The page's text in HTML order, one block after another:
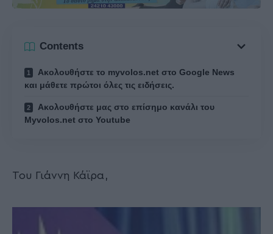
Contents
Ακολουθήστε το myvolos.net στο Google News
και μάθετε πρώτοι όλες τις ειδήσεις.
Ακολουθήστε μας στο επίσημο κανάλι του
Myvolos.net στο Youtube
Του Γιάννη Κάϊρα,